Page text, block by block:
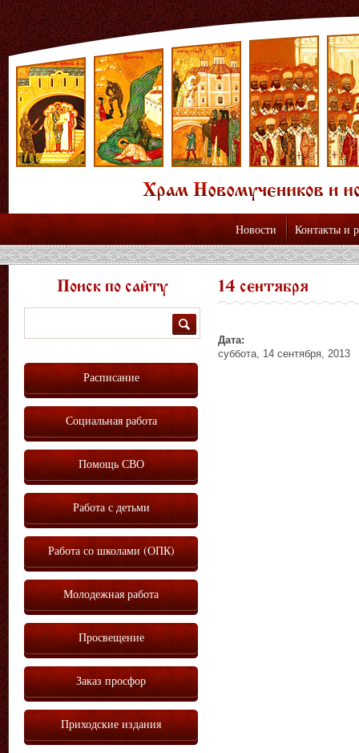
Новости Контакты и
14 сентября
Дата:
суббота, 14 сентября, 2013
Поиск по сайту
Расписание
Социальная работа
Помощь СВО
Работа с детьми
Работа со школами (ОПК)
Молодежная работа
Просвещение
Заказ просфор
Приходские издания